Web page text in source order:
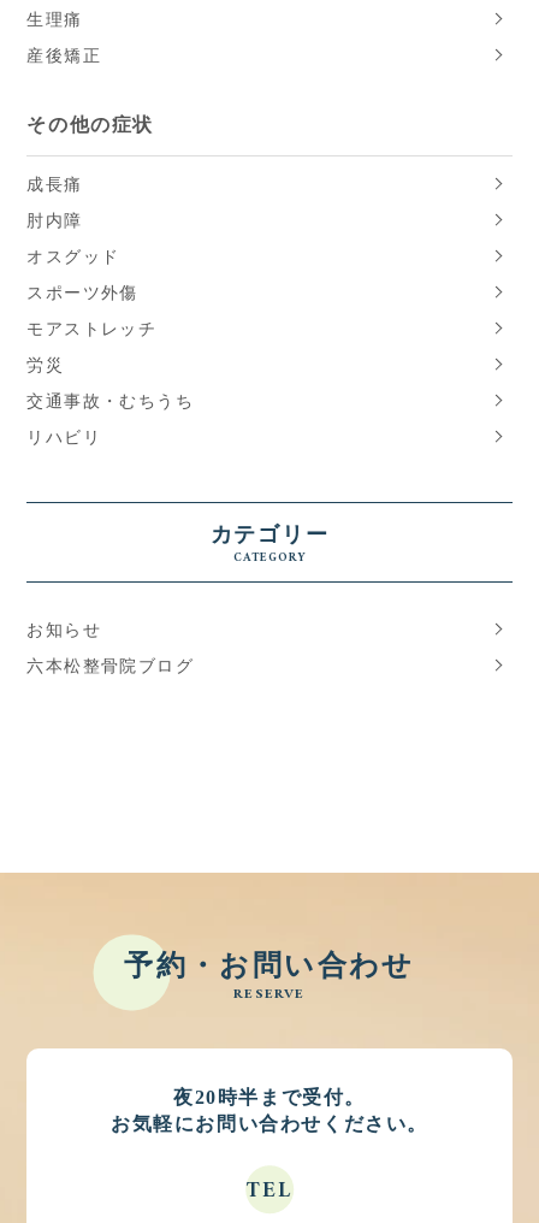
生理痛
産後矯正
その他の症状
成長痛
肘内障
オスグッド
スポーツ外傷
モアストレッチ
労災
交通事故・むちうち
リハビリ
カテゴリー
CATEGORY
お知らせ
六本松整骨院ブログ
予約・お問い合わせ
RESERVE
夜20時半まで受付。
お気軽にお問い合わせください。
TEL